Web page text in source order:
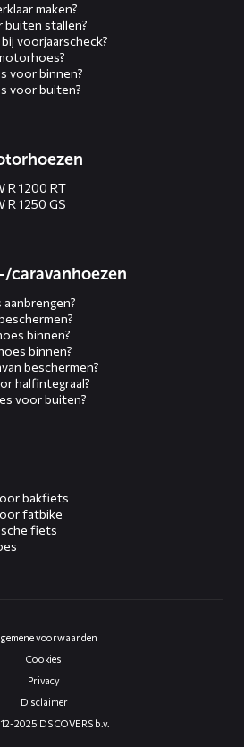
maken?
buiten stallen?
voorjaarscheck?
voor binnen?
voor buiten?
R 1200 RT
1250 GS
caravanhoezen
binnen?
binnen?
beschermen?
halfintegraal?
voor buiten?
bakfiets
fatbike
fiets
voorwaarden
Cookies
Privacy
Disclaimer
2025 DS COVERS b.v.